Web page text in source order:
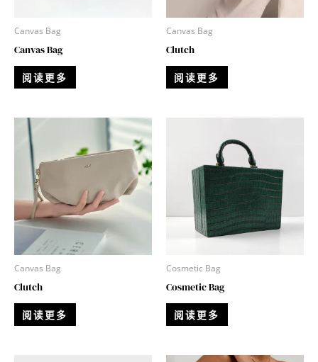
Canvas Bag
Canvas Bag
阅读更多
Canvas Bag
Clutch
阅读更多
Canvas Bag
Clutch
阅读更多
Cosmetic Bag
Cosmetic Bag
阅读更多